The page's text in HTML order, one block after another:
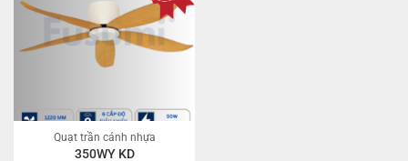
Quạt trần cánh nhựa
350WY KD